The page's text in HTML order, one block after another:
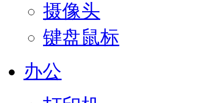
摄像头
键盘鼠标
办公